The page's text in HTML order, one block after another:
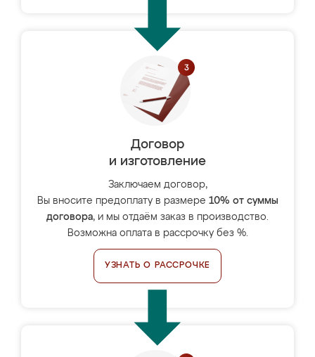
Договор
и изготовление
Заключаем договор,
Вы вносите предоплату в размере 10% от суммы
договора, и мы отдаём заказ в производство.
Возможна оплата в рассрочку без %.
УЗНАТЬ О РАССРОЧКЕ